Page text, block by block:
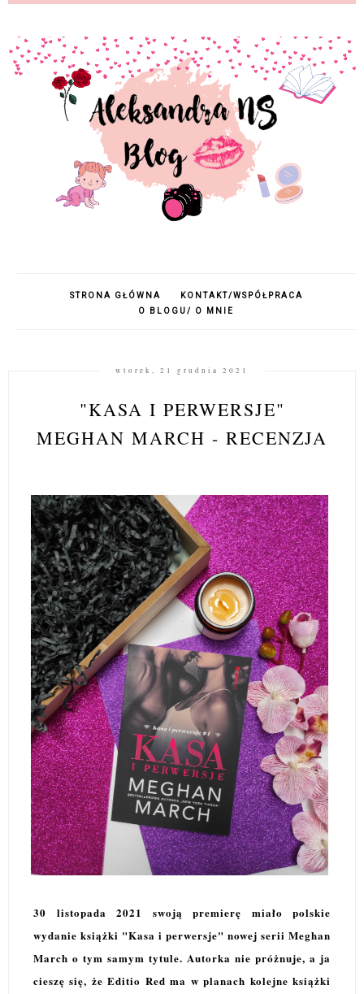
STRONA GŁÓWNA
KONTAKT/WSPÓŁPRACA
O BLOGU/ O MNIE
wtorek, 21 grudnia 2021
"KASA I PERWERSJE"
MEGHAN MARCH - RECENZJA
30 listopada 2021 swoją premierę miało polskie
wydanie książki "Kasa i perwersje" nowej serii Meghan
March o tym samym tytule. Autorka nie próżnuje, a ja
cieszę się, że Editio Red ma w planach kolejne książki